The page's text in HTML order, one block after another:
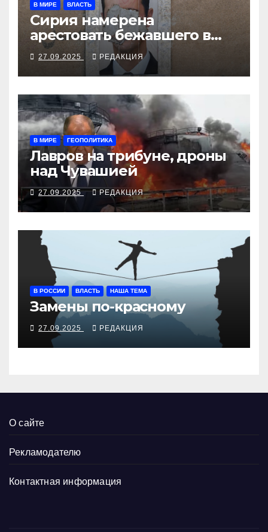
В МИРЕ ВЛАСТЬ
Сирия намерена
арестовать бежавшего в
Москву экс-диктатора
27.09.2025 РЕДАКЦИЯ
В МИРЕ ГЕОПОЛИТИКА
Лавров на трибуне, дроны
над Чувашией
27.09.2025 РЕДАКЦИЯ
В РОССИИ ВЛАСТЬ НАША ТЕМА
Замены по-красному
27.09.2025 РЕДАКЦИЯ
О сайте
Рекламодателю
Контактная информация